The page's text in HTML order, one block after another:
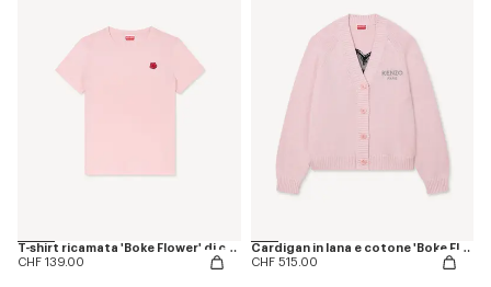
T-shirt ricamata 'Boke Flower' di cotone
CHF 139.00
Cardigan in lana e cotone 'Boke Flower'
CHF 515.00